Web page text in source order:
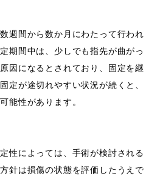
週間から数か月にわたって行われ
期間中は、少しでも指先が曲がっ
因になるとされており、固定を継
定が途切れやすい状況が続くと、
能性があります。
性によっては、手術が検討される
針は損傷の状態を評価したうえで